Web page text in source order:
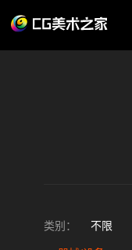
类别： 不限